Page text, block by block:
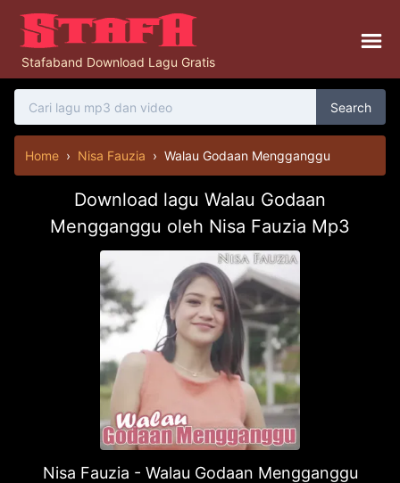
Stafaband Download Lagu Gratis
Search
Home › Nisa Fauzia › Walau Godaan Mengganggu
Download lagu Walau Godaan
Mengganggu oleh Nisa Fauzia Mp3
Nisa Fauzia - Walau Godaan Mengganggu